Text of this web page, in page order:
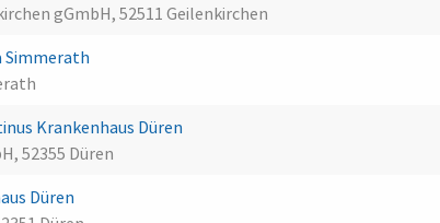
gGmbH, 52511 Geilenkirchen
Simmerath
Krankenhaus Düren
52355 Düren
Düren